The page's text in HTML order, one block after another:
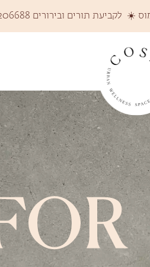
תורים ובירורים 058-6206688 ☀️